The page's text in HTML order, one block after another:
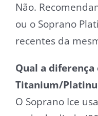
Não.
ou o Soprano
recentes da
Qual a diferença
Titanium/
O Soprano Ice